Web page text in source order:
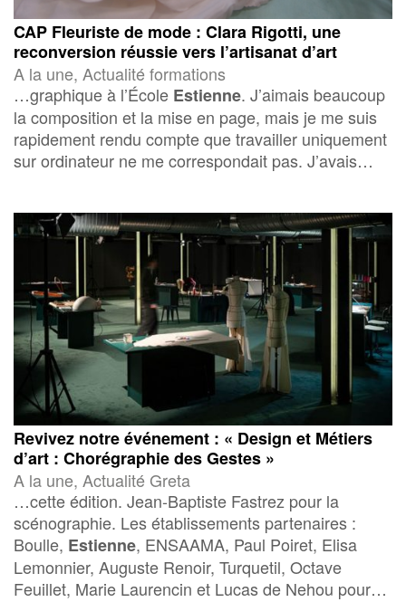
CAP Fleuriste de mode : Clara Rigotti, une
reconversion réussie vers l’artisanat d’art
A la une, Actualité formations
…graphique à l’École Estienne. J’aimais beaucoup
la composition et la mise en page, mais je me suis
rapidement rendu compte que travailler uniquement
sur ordinateur ne me correspondait pas. J’avais…
Revivez notre événement : « Design et Métiers
d’art : Chorégraphie des Gestes »
A la une, Actualité Greta
…cette édition. Jean-Baptiste Fastrez pour la
scénographie. Les établissements partenaires :
Boulle, Estienne, ENSAAMA, Paul Poiret, Elisa
Lemonnier, Auguste Renoir, Turquetil, Octave
Feuillet, Marie Laurencin et Lucas de Nehou pour…